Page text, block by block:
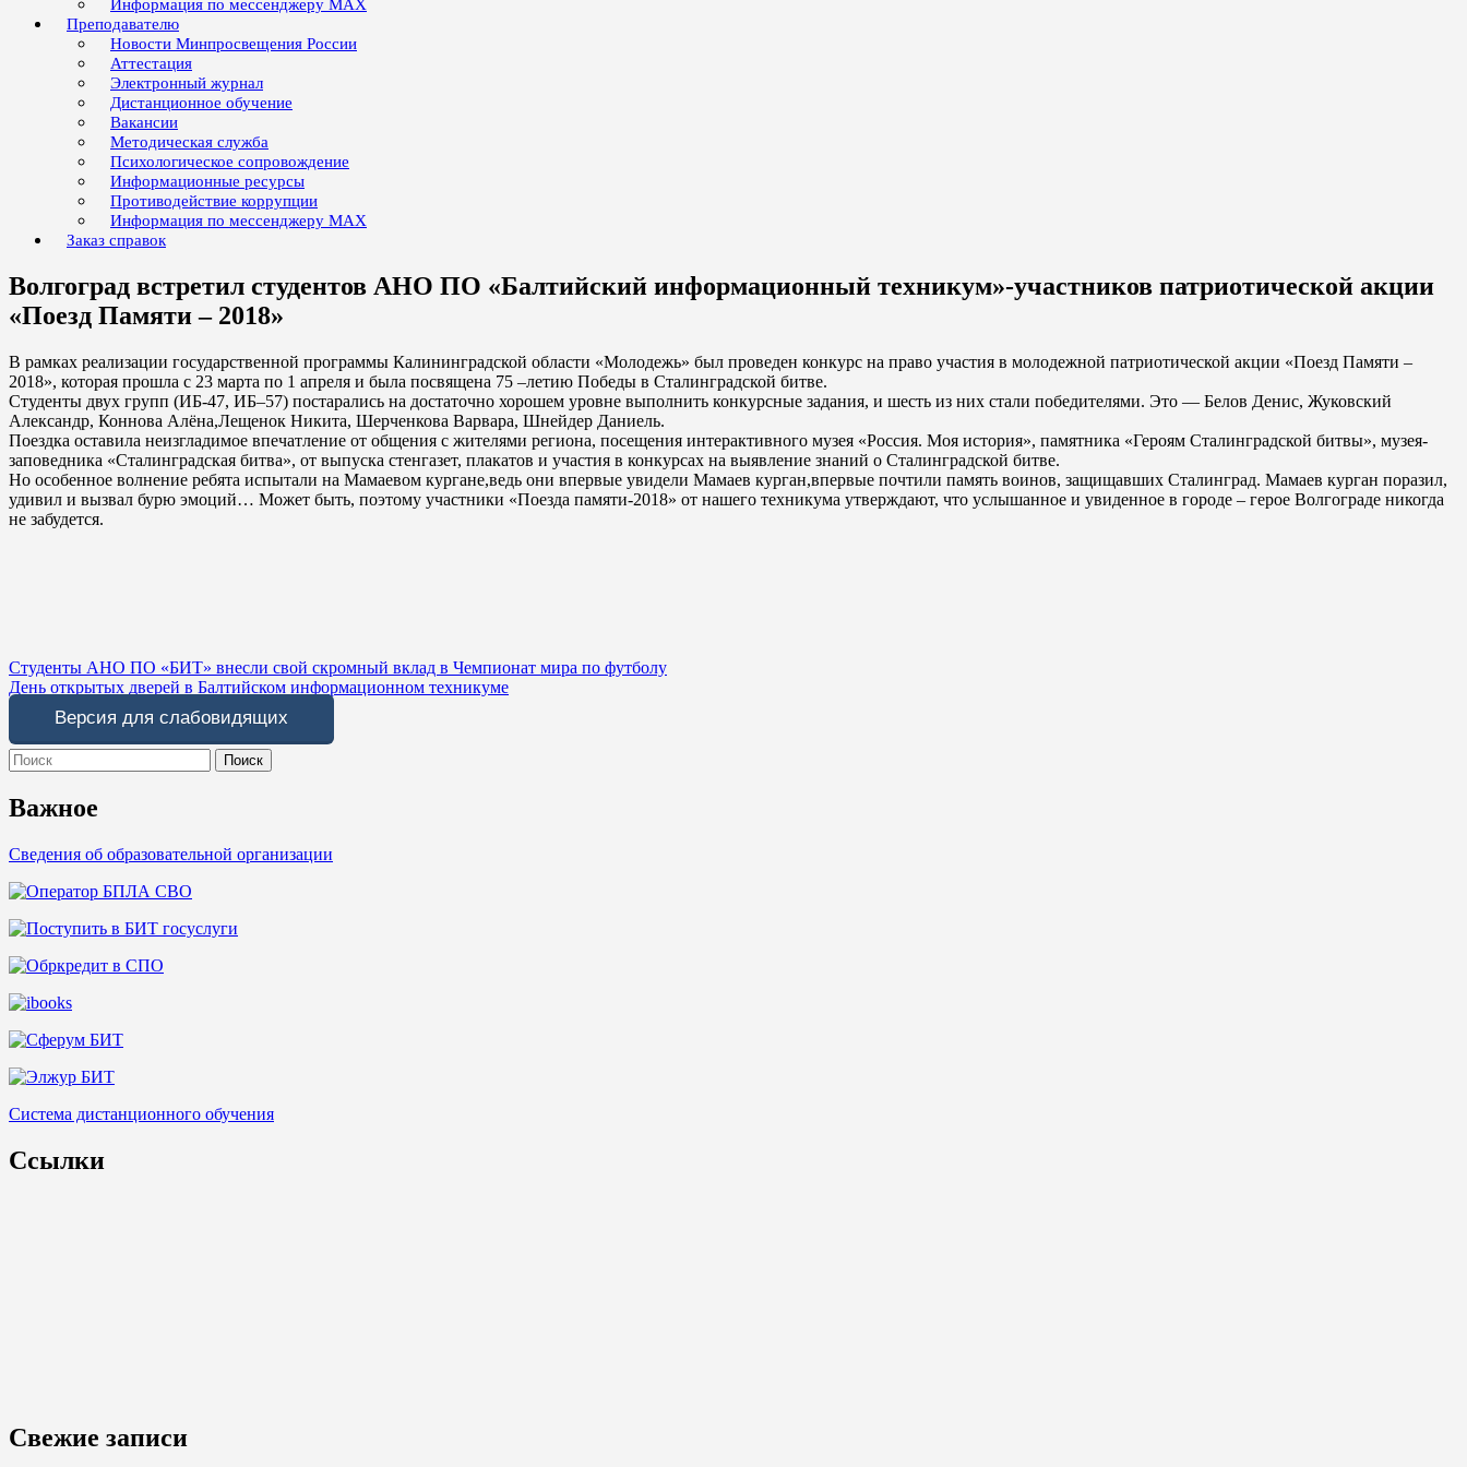
Информация по мессенджеру MAX
Преподавателю
Новости Минпросвещения России
Аттестация
Электронный журнал
Дистанционное обучение
Вакансии
Методическая служба
Психологическое сопровождение
Информационные ресурсы
Противодействие коррупции
Информация по мессенджеру MAX
Заказ справок
Волгоград встретил студентов АНО ПО «Балтийский информационный техникум»-участников патриотической акции
«Поезд Памяти – 2018»
В рамках реализации государственной программы Калининградской области «Молодежь» был проведен конкурс на право участия в молодежной патриотической акции «Поезд Памяти –
2018», которая прошла с 23 марта по 1 апреля и была посвящена 75 –летию Победы в Сталинградской битве.
Студенты двух групп (ИБ-47, ИБ–57) постарались на достаточно хорошем уровне выполнить конкурсные задания, и шесть из них стали победителями. Это — Белов Денис, Жуковский
Александр, Коннова Алёна,Лещенок Никита, Шерченкова Варвара, Шнейдер Даниель.
Поездка оставила неизгладимое впечатление от общения с жителями региона, посещения интерактивного музея «Россия. Моя история», памятника «Героям Сталинградской битвы», музея-
заповедника «Сталинградская битва», от выпуска стенгазет, плакатов и участия в конкурсах на выявление знаний о Сталинградской битве.
Но особенное волнение ребята испытали на Мамаевом кургане,ведь они впервые увидели Мамаев курган,впервые почтили память воинов, защищавших Сталинград. Мамаев курган поразил,
удивил и вызвал бурю эмоций… Может быть, поэтому участники «Поезда памяти-2018» от нашего техникума утверждают, что услышанное и увиденное в городе – герое Волгограде никогда
не забудется.
Навигация
по
записям
Студенты АНО ПО «БИТ» внесли свой скромный вклад в Чемпионат мира по футболу
День открытых дверей в Балтийском информационном техникуме
Версия для слабовидящих
Search
for:
Важное
Сведения об образовательной организации
Система дистанционного обучения
Ссылки
Свежие записи